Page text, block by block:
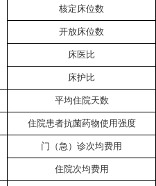
核定床位数
开放床位数
床医比
床护比
平均住院天数
住院患者抗菌药物使用强度
门（急）诊次均费用
住院次均费用